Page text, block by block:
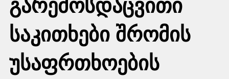
გარემოსდაცვითი
საკითხები შრომის
უსაფრთხოების